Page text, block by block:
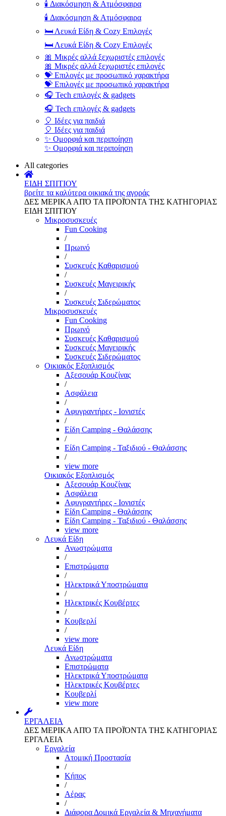
🕯️ Διακόσμηση & Ατμόσφαιρα
🕯️ Διακόσμηση & Ατμόσφαιρα
🛏️ Λευκά Είδη & Cozy Επιλογές
🛏️ Λευκά Είδη & Cozy Επιλογές
🎀 Μικρές αλλά ξεχωριστές επιλογές
🎀 Μικρές αλλά ξεχωριστές επιλογές
💝 Επιλογές με προσωπικό χαρακτήρα
💝 Επιλογές με προσωπικό χαρακτήρα
🎧 Tech επιλογές & gadgets
🎧 Tech επιλογές & gadgets
🎈 Ιδέες για παιδιά
🎈 Ιδέες για παιδιά
✨ Ομορφιά και περιποίηση
✨ Ομορφιά και περιποίηση
All categories
ΕΙΔΗ ΣΠΙΤΙΟΥ
βρείτε τα καλύτερα οικιακά της αγοράς
ΔΕΣ ΜΕΡΙΚΑ ΑΠΌ ΤΑ ΠΡΟΪΌΝΤΑ ΤΗΣ ΚΑΤΗΓΟΡΙΑΣ
ΕΙΔΗ ΣΠΙΤΙΟΥ
Μικροσυσκευές
Fun Cooking
/
Πρωινό
/
Συσκευές Καθαρισμού
/
Συσκευές Μαγειρικής
/
Συσκευές Σιδερώματος
Μικροσυσκευές
Fun Cooking
Πρωινό
Συσκευές Καθαρισμού
Συσκευές Μαγειρικής
Συσκευές Σιδερώματος
Οικιακός Εξοπλισμός
Αξεσουάρ Κουζίνας
/
Ασφάλεια
/
Αφυγραντήρες - Ιονιστές
/
Είδη Camping - Θαλάσσης
/
Είδη Camping - Ταξιδιού - Θαλάσσης
/
view more
Οικιακός Εξοπλισμός
Αξεσουάρ Κουζίνας
Ασφάλεια
Αφυγραντήρες - Ιονιστές
Είδη Camping - Θαλάσσης
Είδη Camping - Ταξιδιού - Θαλάσσης
view more
Λευκά Είδη
Ανωστρώματα
/
Επιστρώματα
/
Ηλεκτρικά Υποστρώματα
/
Ηλεκτρικές Κουβέρτες
/
Κουβερλί
/
view more
Λευκά Είδη
Ανωστρώματα
Επιστρώματα
Ηλεκτρικά Υποστρώματα
Ηλεκτρικές Κουβέρτες
Κουβερλί
view more
ΕΡΓΑΛΕΙΑ
ΔΕΣ ΜΕΡΙΚΑ ΑΠΌ ΤΑ ΠΡΟΪΌΝΤΑ ΤΗΣ ΚΑΤΗΓΟΡΙΑΣ
ΕΡΓΑΛΕΙΑ
Εργαλεία
Aτομική Προστασία
/
Kήπος
/
Αέρας
/
Διάφορα Δομικά Εργαλεία & Μηχανήματα